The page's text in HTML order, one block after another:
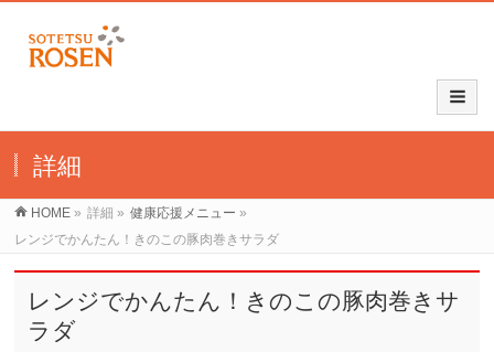
詳細
HOME » 詳細 » 健康応援メニュー »
レンジでかんたん！きのこの豚肉巻きサラダ
レンジでかんたん！きのこの豚肉巻きサ
ラダ